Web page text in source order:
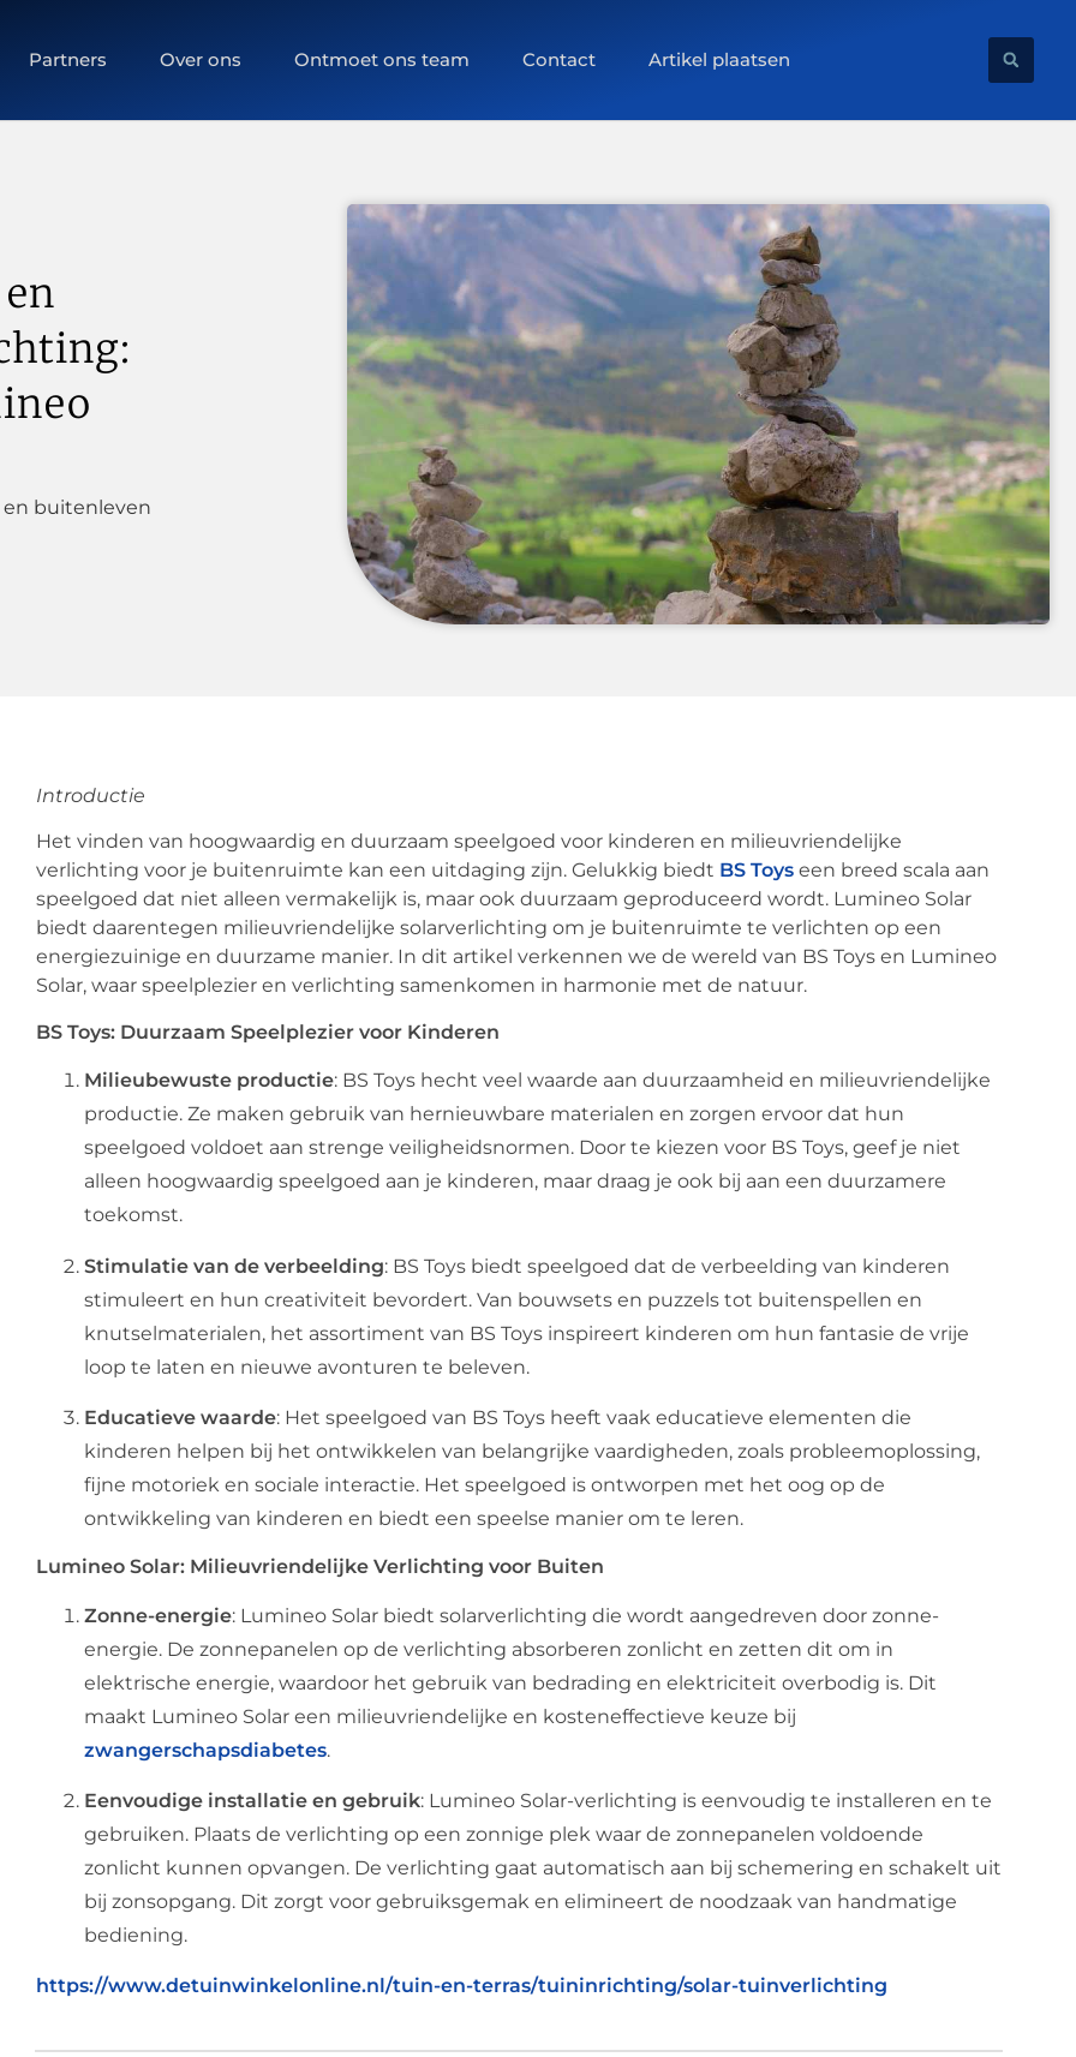
Partners Over ons Ontmoet ons team Contact Artikel plaatsen
en buitenleven
Introductie
Het vinden van hoogwaardig en duurzaam speelgoed voor kinderen en milieuvriendelijke
verlichting voor je buitenruimte kan een uitdaging zijn. Gelukkig biedt BS Toys een breed scala aan
speelgoed dat niet alleen vermakelijk is, maar ook duurzaam geproduceerd wordt. Lumineo Solar
biedt daarentegen milieuvriendelijke solarverlichting om je buitenruimte te verlichten op een
energiezuinige en duurzame manier. In dit artikel verkennen we de wereld van BS Toys en Lumineo
Solar, waar speelplezier en verlichting samenkomen in harmonie met de natuur.
BS Toys: Duurzaam Speelplezier voor Kinderen
Milieubewuste productie: BS Toys hecht veel waarde aan duurzaamheid en milieuvriendelijke
productie. Ze maken gebruik van hernieuwbare materialen en zorgen ervoor dat hun
speelgoed voldoet aan strenge veiligheidsnormen. Door te kiezen voor BS Toys, geef je niet
alleen hoogwaardig speelgoed aan je kinderen, maar draag je ook bij aan een duurzamere
toekomst.
Stimulatie van de verbeelding: BS Toys biedt speelgoed dat de verbeelding van kinderen
stimuleert en hun creativiteit bevordert. Van bouwsets en puzzels tot buitenspellen en
knutselmaterialen, het assortiment van BS Toys inspireert kinderen om hun fantasie de vrije
loop te laten en nieuwe avonturen te beleven.
Educatieve waarde: Het speelgoed van BS Toys heeft vaak educatieve elementen die
kinderen helpen bij het ontwikkelen van belangrijke vaardigheden, zoals probleemoplossing,
fijne motoriek en sociale interactie. Het speelgoed is ontworpen met het oog op de
ontwikkeling van kinderen en biedt een speelse manier om te leren.
Lumineo Solar: Milieuvriendelijke Verlichting voor Buiten
Zonne-energie: Lumineo Solar biedt solarverlichting die wordt aangedreven door zonne-
energie. De zonnepanelen op de verlichting absorberen zonlicht en zetten dit om in
elektrische energie, waardoor het gebruik van bedrading en elektriciteit overbodig is. Dit
maakt Lumineo Solar een milieuvriendelijke en kosteneffectieve keuze bij
zwangerschapsdiabetes.
Eenvoudige installatie en gebruik: Lumineo Solar-verlichting is eenvoudig te installeren en te
gebruiken. Plaats de verlichting op een zonnige plek waar de zonnepanelen voldoende
zonlicht kunnen opvangen. De verlichting gaat automatisch aan bij schemering en schakelt uit
bij zonsopgang. Dit zorgt voor gebruiksgemak en elimineert de noodzaak van handmatige
bediening.
https://www.detuinwinkelonline.nl/tuin-en-terras/tuininrichting/solar-tuinverlichting